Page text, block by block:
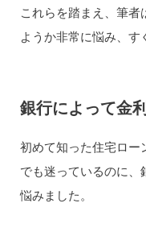
これらを踏まえ、筆
ようか非常に悩み、す
銀行によって金
初めて知った住宅ロー
でも迷っているのに、
悩みました。